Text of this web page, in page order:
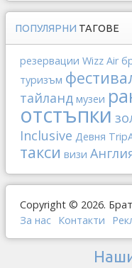
ПОПУЛЯРНИ ТАГОВЕ
резервации Wizz Air
туризъм
тайланд музеи
отстъпки
Inclusive Девня
такси визи
Copyright © 2026.
За нас Контакти